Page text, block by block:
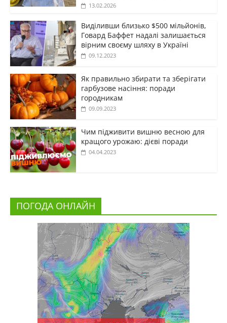
13.02.2026
Виділивши близько $500 мільйонів,
Говард Баффет надалі залишається
вірним своєму шляху в Україні
09.12.2023
Як правильно збирати та зберігати
гарбузове насіння: поради
городникам
09.09.2023
Чим підживити вишню весною для
кращого урожаю: дієві поради
04.04.2023
ПОГОДА ОНЛАЙН